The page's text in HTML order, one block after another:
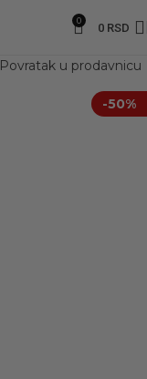
0 0 RSD
Povratak u prodavnicu
-50%